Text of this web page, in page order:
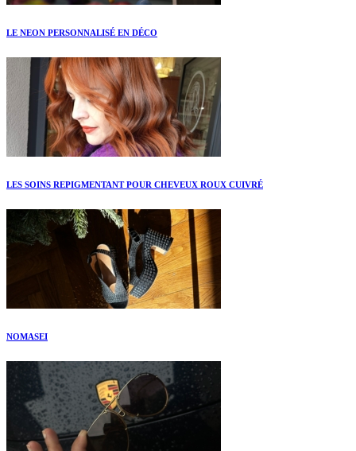
LE NEON PERSONNALISÉ EN DÉCO
LES SOINS REPIGMENTANT POUR CHEVEUX ROUX CUIVRÉ
NOMASEI